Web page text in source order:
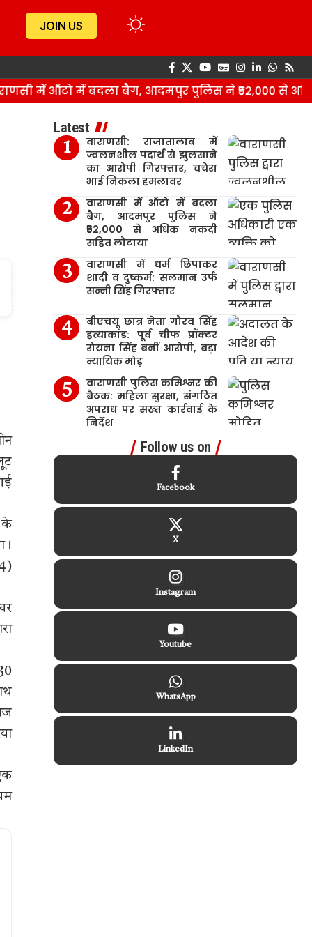
JOIN US
में ऑटो में बदला बैग, आदमपुर पुलिस ने ₹52,000 से अधिक
के
Latest
वाराणसी: राजातालाब में
ज्वलनशील पदार्थ से झुलसाने
का आरोपी गिरफ्तार, चचेरा
भाई निकला हमलावर
वाराणसी में ऑटो में बदला
बैग, आदमपुर पुलिस ने
₹52,000 से अधिक नकदी
सहित लौटाया
वाराणसी में धर्म छिपाकर
शादी व दुष्कर्म: सलमान उर्फ
सन्नी सिंह गिरफ्तार
बीएचयू छात्र नेता गौरव सिंह
हत्याकांड: पूर्व चीफ प्रॉक्टर
रोयना सिंह बनीं आरोपी, बड़ा
न्यायिक मोड़
वाराणसी पुलिस कमिश्नर की
बैठक: महिला सुरक्षा, संगठित
अपराध पर सख्त कार्रवाई के
निर्देश
Follow us on
Facebook
X
Instagram
Youtube
WhatsApp
LinkedIn